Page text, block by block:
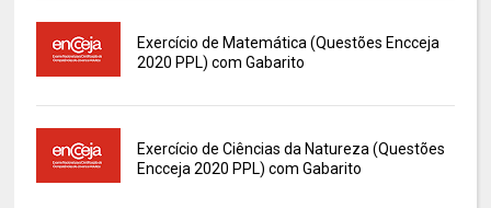
Exercício de Matemática (Questões Encceja
2020 PPL) com Gabarito
Exercício de Ciências da Natureza (Questões
Encceja 2020 PPL) com Gabarito